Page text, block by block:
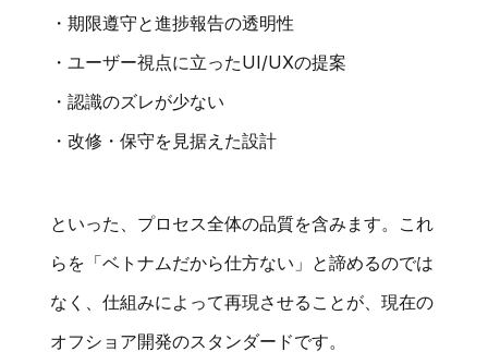
・期限遵守と進捗報告の透明性
・ユーザー視点に立ったUI/UXの提案
・認識のズレが少ない
・改修・保守を見据えた設計
といった、プロセス全体の品質を含みます。これ
らを「ベトナムだから仕方ない」と諦めるのでは
なく、仕組みによって再現させることが、現在の
オフショア開発のスタンダードです。